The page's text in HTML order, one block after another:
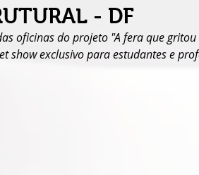
- DF
oficinas do projeto "A fera que
show exclusivo para estudantes e